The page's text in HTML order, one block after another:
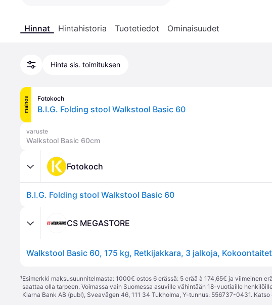
Hinnat Hintahistoria Tuotetiedot Ominaisuudet
Hinta sis. toimituksen
mainos Fotokoch
B.I.G. Folding stool Walkstool Basic 60
varuste
Walkstool Basic 60cm
Fotokoch
B.I.G. Folding stool Walkstool Basic 60
CS MEGASTORE
¹Esimerkki maksusuunnitelmasta: 1000€ ostos 6 erässä: 5 erää à 174,65€ ja viimeinen
saattaa olla tarpeen. Voimassa vain Suomessa asuville vähintään 18-vuotiaille
Klarna Bank AB (publ), Sveavägen 46, 111 34 Tukholma, Y-tunnus: 556737-0431.